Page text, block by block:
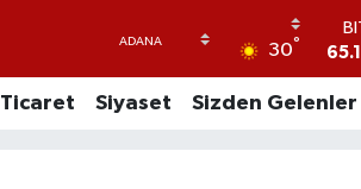
30°
Ticaret Siyaset Sizden Gelenler